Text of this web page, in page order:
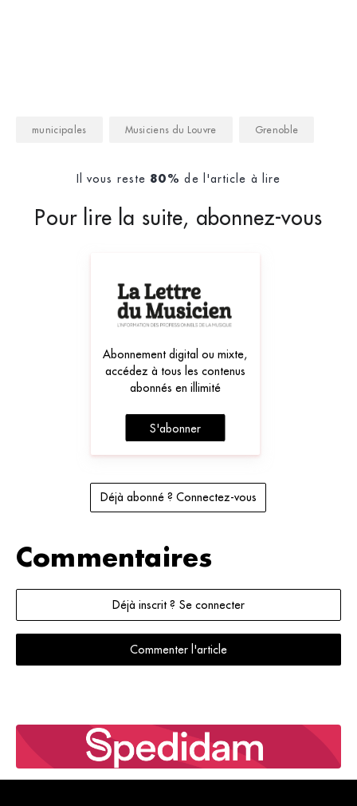
municipales Musiciens du Louvre Grenoble
Il vous reste 80% de l'article à lire
Pour lire la suite, abonnez-vous
Abonnement digital ou mixte,
accédez à tous les contenus
abonnés en illimité
S'abonner
Déjà abonné ? Connectez-vous
Commentaires
Déjà inscrit ? Se connecter
Commenter l'article